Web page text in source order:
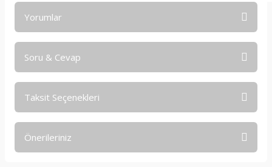
Yorumlar
Soru & Cevap
Ürün hakkında henüz soru sorulmamış.
Taksit Seçenekleri
Önerileriniz